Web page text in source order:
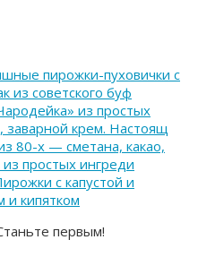
пирожки-пуховички с
из советского буф
из простых
крем. Настоящ
80-х — сметана, какао,
простых ингреди
с капустой и
и кипятком
первым!